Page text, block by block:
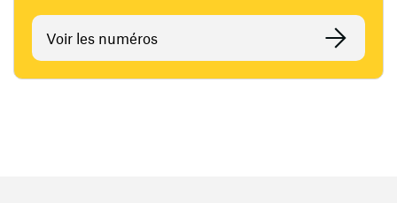
Voir les numéros